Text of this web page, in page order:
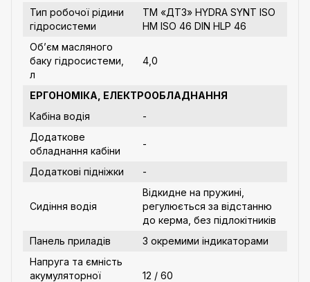
Тип робочої рідини
гідросистеми
ТМ «ДТЗ» HYDRA SYNT ISO
НМ ISO 46 DIN HLP 46
Об’єм масляного
баку гідросистеми,
л
4,0
ЕРГОНОМІКА, ЕЛЕКТРООБЛАДНАННЯ
Кабіна водія
-
Додаткове
обладнання кабіни
-
Додаткові підніжки -
Сидіння водія
Відкидне на пружині,
регулюється за відстанню
до керма, без підлокітників
Панель приладів
З окремими індикаторами
Напруга та ємність
акумуляторної
12 / 60